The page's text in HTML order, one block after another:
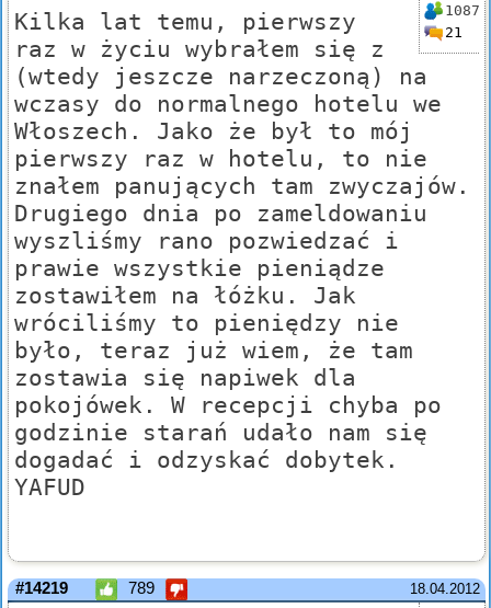
1087
21
Kilka lat temu, pierwszy
raz w życiu wybrałem się z
(wtedy jeszcze narzeczoną) na
wczasy do normalnego hotelu we
Włoszech. Jako że był to mój
pierwszy raz w hotelu, to nie
znałem panujących tam zwyczajów.
Drugiego dnia po zameldowaniu
wyszliśmy rano pozwiedzać i
prawie wszystkie pieniądze
zostawiłem na łóżku. Jak
wróciliśmy to pieniędzy nie
było, teraz już wiem, że tam
zostawia się napiwek dla
pokojówek. W recepcji chyba po
godzinie starań udało nam się
dogadać i odzyskać dobytek.
YAFUD
18.04.2012
#14219 789